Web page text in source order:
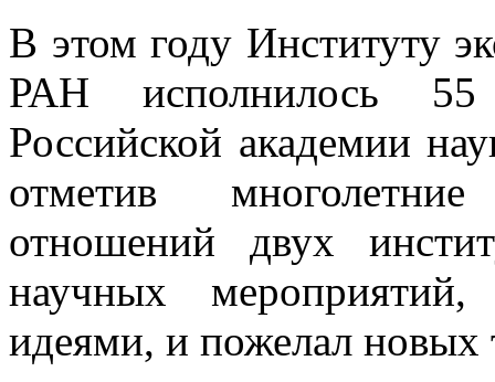
В этом году Институту
РАН исполнилось 55
Российской академии
отметив
отношений двух
научных
идеями, и пожелал новых